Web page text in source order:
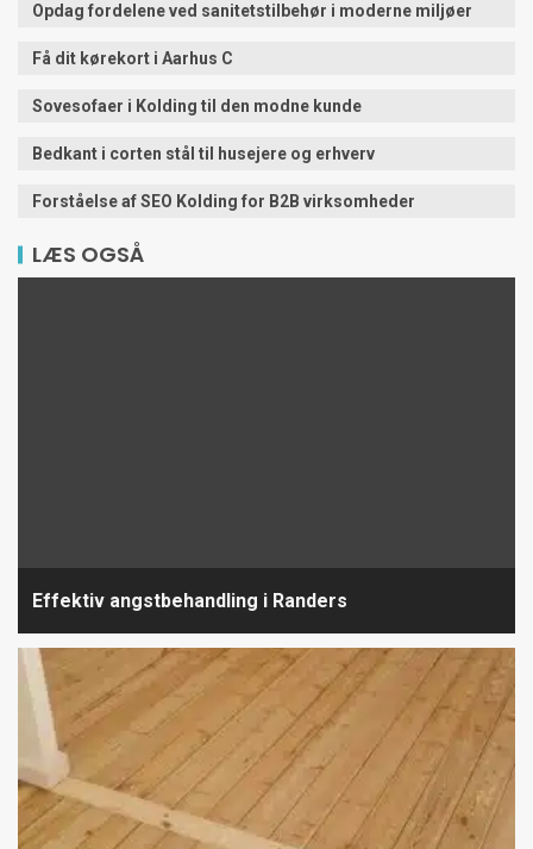
Opdag fordelene ved sanitetstilbehør i moderne miljøer
Få dit kørekort i Aarhus C
Sovesofaer i Kolding til den modne kunde
Bedkant i corten stål til husejere og erhverv
Forståelse af SEO Kolding for B2B virksomheder
LÆS OGSÅ
Effektiv angstbehandling i Randers